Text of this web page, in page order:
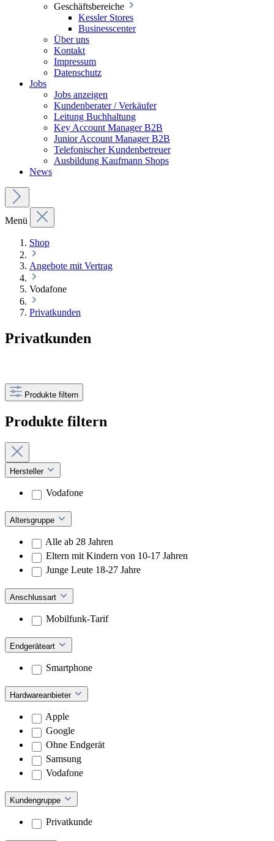
Geschäftsbereiche
Kessler Stores
Businesscenter
Über uns
Kontakt
Impressum
Datenschutz
Jobs
Jobs anzeigen
Kundenberater / Verkäufer
Leitung Buchhaltung
Key Account Manager B2B
Junior Account Manager B2B
Telefonischer Kundenbetreuer
Ausbildung Kaufmann Shops
News
Menü
Shop
Angebote mit Vertrag
Vodafone
Privatkunden
Privatkunden
Produkte filtern
Produkte filtern
Hersteller
Vodafone
Altersgruppe
Alle ab 28 Jahren
Eltern mit Kindern von 10-17 Jahren
Junge Leute 18-27 Jahre
Anschlussart
Mobilfunk-Tarif
Endgeräteart
Smartphone
Hardwareanbieter
Apple
Google
Ohne Endgerät
Samsung
Vodafone
Kundengruppe
Privatkunde